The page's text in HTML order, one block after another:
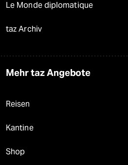
Le Monde diplomatique
taz Archiv
Mehr taz Angebote
Reisen
Kantine
Shop